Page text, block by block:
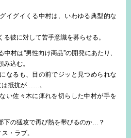
イグイくる中村は、いわゆる典型的な
彼に対して苦手意識を募らせる。
村は“男性向け商品”の開発にあたり、
込む。
なるも、目の前でジッと見つめられな
は抵抗が……。
い佐々木に痺れを切らした中村が手を
下の猛攻で再び熱を帯びるのか…？
・ラブ。